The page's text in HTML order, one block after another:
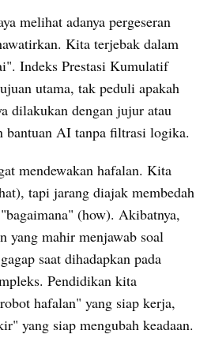
melihat adanya pergeseran
Kita terjebak dalam
Indeks Prestasi Kumulatif
utama, tak peduli apakah
dilakukan dengan jujur atau
bantuan AI tanpa filtrasi logika.
mendewakan hafalan. Kita
tapi jarang diajak membedah
(how). Akibatnya,
yang mahir menjawab soal
saat dihadapkan pada
Pendidikan kita
hafalan" yang siap kerja,
yang siap mengubah keadaan.